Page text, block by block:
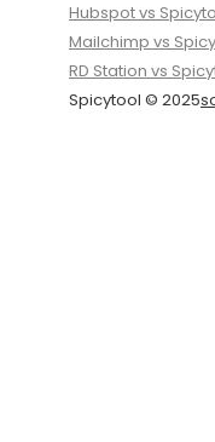
Hubspot vs
Mailchimp vs
RD Station vs
Spicytool © 2025